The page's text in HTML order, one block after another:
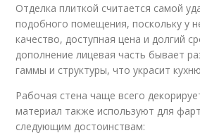
Отделка плиткой считается самой
подобного помещения, поскольку у
качество, доступная цена и долгий
дополнение лицевая часть бывает
гаммы и структуры, что украсит
Рабочая стена чаще всего
материал также используют для
следующим достоинствам: